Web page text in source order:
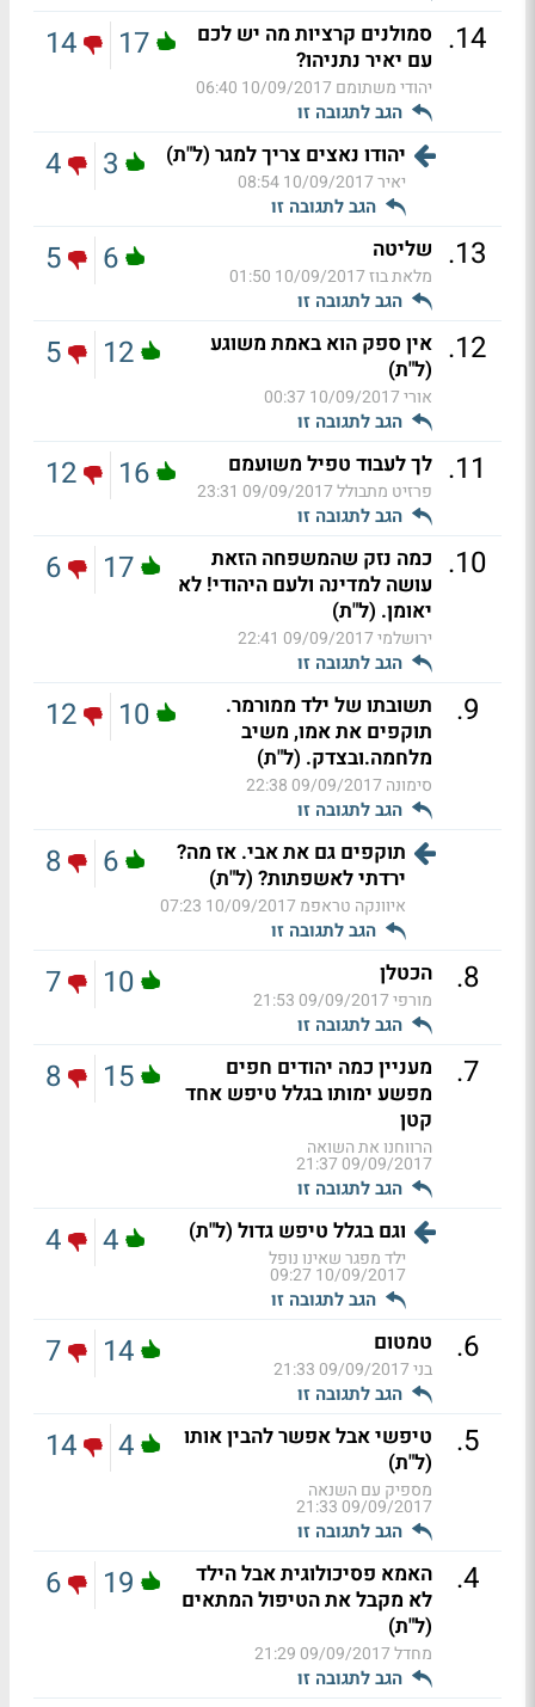
14
. סמולנים קרציות מה יש לכם
עם יאיר נתניהו?
יהודי משתומם 10/09/2017 06:40
הגב לתגובה זו
17
14
יהודו נאצים צריך למגר (ל"ת)
יאיר10/09/2017 08:54
הגב לתגובה זו
3
4
13
. שליטה
מלאת בוז10/09/2017 01:50
הגב לתגובה זו
6
5
12
. אין ספק הוא באמת משוגע
(ל"ת)
אורי10/09/2017 00:37
הגב לתגובה זו
12
5
11
. לך לעבוד טפיל משועמם
פרזיט מתבולל09/09/2017 23:31
הגב לתגובה זו
16
12
10
. כמה נזק שהמשפחה הזאת
עושה למדינה ולעם היהודי! לא
יאומן. (ל"ת)
ירושלמי09/09/2017 22:41
הגב לתגובה זו
17
6
9
.
תשובתו של ילד ממורמר.
תוקפים את אמו, משיב
מלחמה.ובצדק. (ל"ת)
סימונה 09/09/2017 22:38
הגב לתגובה זו
10
12
תוקפים גם את אבי. אז מה?
ירדתי לאשפתות? (ל"ת)
איוונקה טראפמ 10/09/2017 07:23
הגב לתגובה זו
6
8
8
. הכטלן
מורפי09/09/2017 21:53
הגב לתגובה זו
10
7
7
.
מעניין כמה יהודים חפים
מפשע ימותו בגלל טיפש אחד
קטן
הרווחנו את השואה
09/09/2017 21:37
הגב לתגובה זו
15
8
וגם בגלל טיפש גדול (ל"ת)
ילד מפגר שאינו נופל
10/09/2017 09:27
הגב לתגובה זו
4
4
6
. טמטום
בני09/09/2017 21:33
הגב לתגובה זו
14
7
5
.
טיפשי אבל אפשר להבין אותו
(ל"ת)
מספיק עם השנאה
09/09/2017 21:33
הגב לתגובה זו
4
14
4
.
האמא פסיכולוגית אבל הילד
לא מקבל את הטיפול המתאים
(ל"ת)
מחדל09/09/2017 21:29
הגב לתגובה זו
19
6